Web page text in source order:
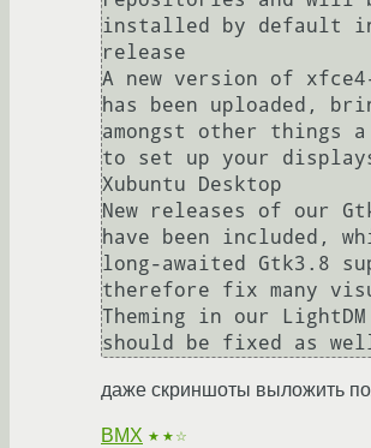
installed by default
release
A new version of
has been uploaded,
amongst other things
to set up your
Xubuntu Desktop
New releases of our
have been included,
long-awaited Gtk3.8
therefore fix many
Theming in our
should be fixed as
даже скриншоты выложить
BMX ★★☆